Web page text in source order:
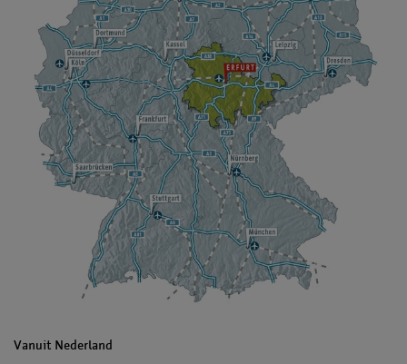
Vanuit Nederland